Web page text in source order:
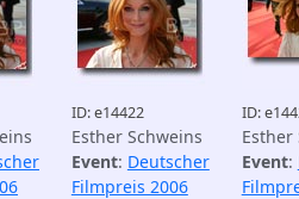
ID: e14422
Esther Schweins
Event: Deutscher
Filmpreis 2006
ID:
Esther
Event: